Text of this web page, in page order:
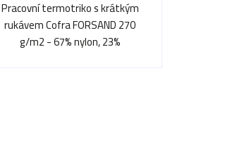
Pracovní termotriko s krátkým
rukávem Cofra FORSAND 270
g/m2 - 67% nylon, 23%